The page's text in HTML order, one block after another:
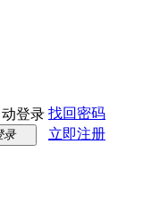
动登录 找回密码
录
立即注册